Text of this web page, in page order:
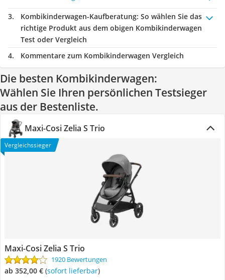
Kombikinderwagen-Kaufberatung: So wählen Sie das
richtige Produkt aus dem obigen Kombikinderwagen
Test oder Vergleich
Kommentare zum Kombikinderwagen Vergleich
Die besten Kombikinderwagen:
Wählen Sie Ihren persönlichen Testsieger
aus der Bestenliste.
Maxi-Cosi Zelia S Trio
Vergleichssieger
Maxi-Cosi Zelia S Trio
1920 Bewertungen
ab 352,00 € ( Sofort lieferbar)